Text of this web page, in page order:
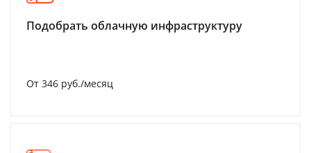
Подобрать облачную инфраструктуру
От 346 руб./месяц